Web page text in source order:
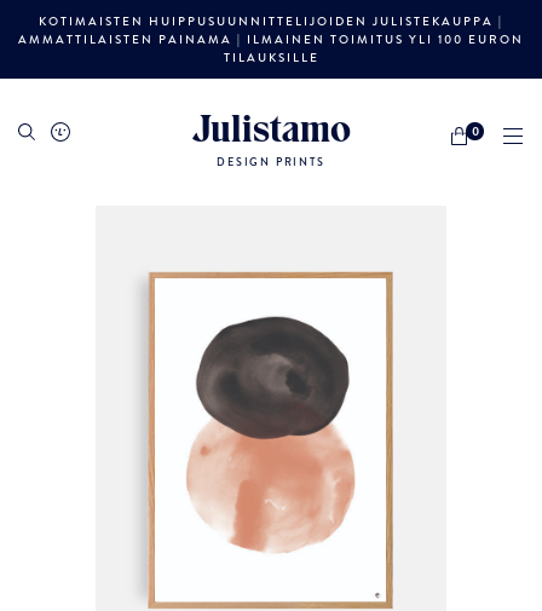
KOTIMAISTEN HUIPPUSUUNNITTELIJOIDEN JULISTEKAUPPA |
AMMATTILAISTEN PAINAMA | ILMAINEN TOIMITUS YLI 100 EURON
TILAUKSILLE
Julistamo
DESIGN PRINTS
0